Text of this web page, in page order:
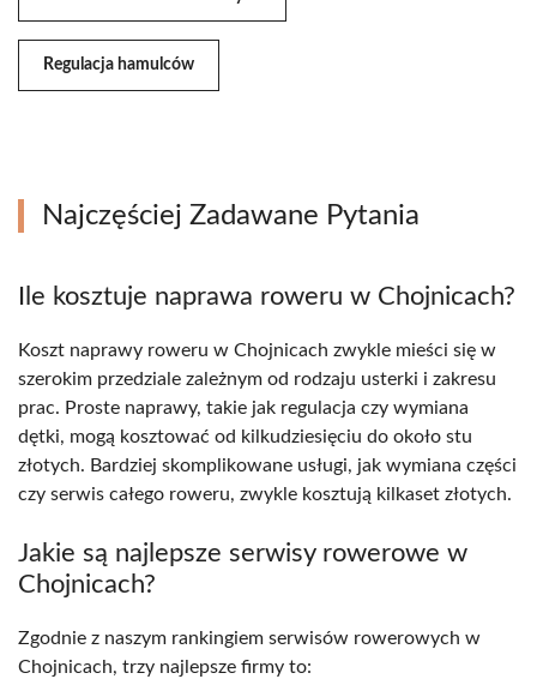
Regulacja hamulców
Najczęściej Zadawane Pytania
Ile kosztuje naprawa roweru w Chojnicach?
Koszt naprawy roweru w Chojnicach zwykle mieści się w
szerokim przedziale zależnym od rodzaju usterki i zakresu
prac. Proste naprawy, takie jak regulacja czy wymiana
dętki, mogą kosztować od kilkudziesięciu do około stu
złotych. Bardziej skomplikowane usługi, jak wymiana części
czy serwis całego roweru, zwykle kosztują kilkaset złotych.
Jakie są najlepsze serwisy rowerowe w
Chojnicach?
Zgodnie z naszym rankingiem serwisów rowerowych w
Chojnicach, trzy najlepsze firmy to: